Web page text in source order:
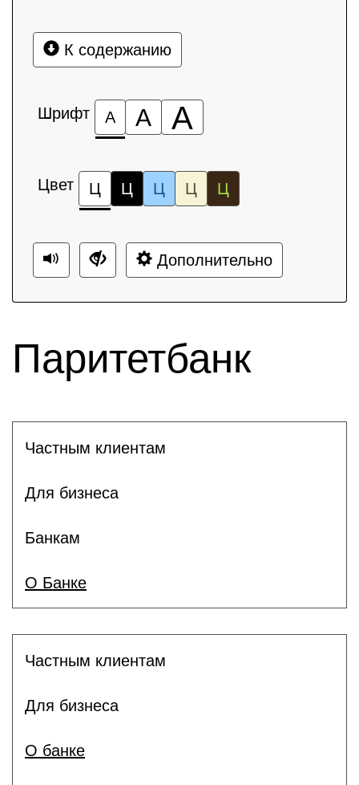
К содержанию
Шрифт А А А
Цвет Ц Ц Ц Ц Ц
Дополнительно
Паритетбанк
Частным клиентам
Для бизнеса
Банкам
О Банке
Частным клиентам
Для бизнеса
О банке